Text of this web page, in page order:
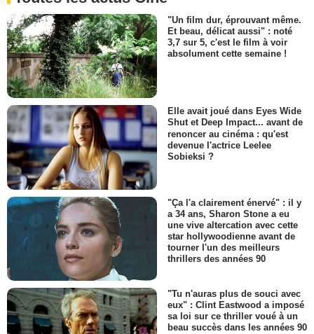
"Un film dur, éprouvant même.
Et beau, délicat aussi" : noté
3,7 sur 5, c'est le film à voir
absolument cette semaine !
Elle avait joué dans Eyes Wide
Shut et Deep Impact... avant de
renoncer au cinéma : qu'est
devenue l'actrice Leelee
Sobieksi ?
"Ça l'a clairement énervé" : il y
a 34 ans, Sharon Stone a eu
une vive altercation avec cette
star hollywoodienne avant de
tourner l'un des meilleurs
thrillers des années 90
"Tu n'auras plus de souci avec
eux" : Clint Eastwood a imposé
sa loi sur ce thriller voué à un
beau succès dans les années 90